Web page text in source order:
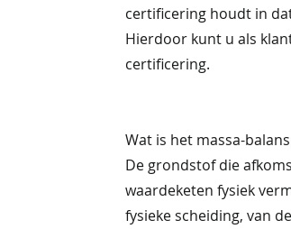
certificering houdt in
Hierdoor kunt u als
certificering.
Wat is het massa-
De grondstof die
waardeketen fysiek
fysieke scheiding, van